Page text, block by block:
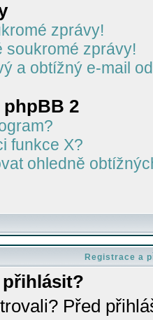
zprávy!
soukromé zprávy!
a obtížný e-mail
2
funkce X?
ohledně
Registrace a
přihlásit?
Před